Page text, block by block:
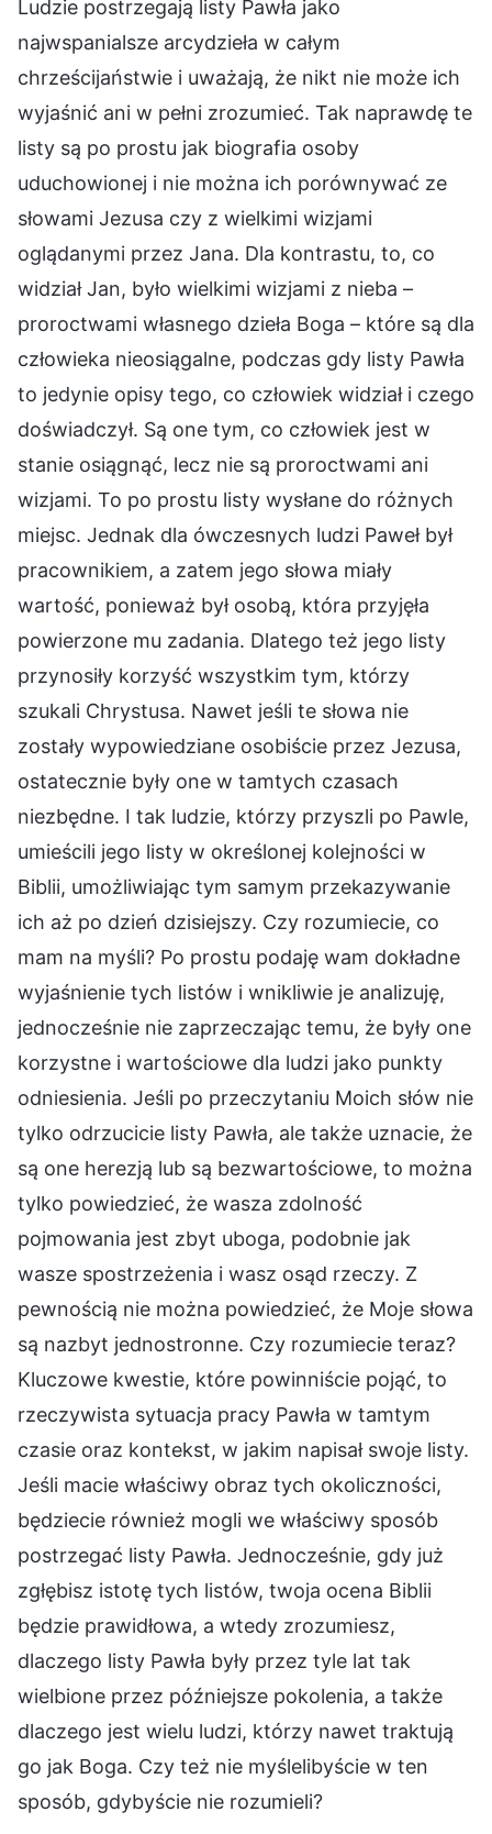
Ludzie postrzegają listy Pawła jako
najwspanialsze arcydzieła w całym
chrześcijaństwie i uważają, że nikt nie może ich
wyjaśnić ani w pełni zrozumieć. Tak naprawdę te
listy są po prostu jak biografia osoby
uduchowionej i nie można ich porównywać ze
słowami Jezusa czy z wielkimi wizjami
oglądanymi przez Jana. Dla kontrastu, to, co
widział Jan, było wielkimi wizjami z nieba –
proroctwami własnego dzieła Boga – które są dla
człowieka nieosiągalne, podczas gdy listy Pawła
to jedynie opisy tego, co człowiek widział i czego
doświadczył. Są one tym, co człowiek jest w
stanie osiągnąć, lecz nie są proroctwami ani
wizjami. To po prostu listy wysłane do różnych
miejsc. Jednak dla ówczesnych ludzi Paweł był
pracownikiem, a zatem jego słowa miały
wartość, ponieważ był osobą, która przyjęła
powierzone mu zadania. Dlatego też jego listy
przynosiły korzyść wszystkim tym, którzy
szukali Chrystusa. Nawet jeśli te słowa nie
zostały wypowiedziane osobiście przez Jezusa,
ostatecznie były one w tamtych czasach
niezbędne. I tak ludzie, którzy przyszli po Pawle,
umieścili jego listy w określonej kolejności w
Biblii, umożliwiając tym samym przekazywanie
ich aż po dzień dzisiejszy. Czy rozumiecie, co
mam na myśli? Po prostu podaję wam dokładne
wyjaśnienie tych listów i wnikliwie je analizuję,
jednocześnie nie zaprzeczając temu, że były one
korzystne i wartościowe dla ludzi jako punkty
odniesienia. Jeśli po przeczytaniu Moich słów nie
tylko odrzucicie listy Pawła, ale także uznacie, że
są one herezją lub są bezwartościowe, to można
tylko powiedzieć, że wasza zdolność
pojmowania jest zbyt uboga, podobnie jak
wasze spostrzeżenia i wasz osąd rzeczy. Z
pewnością nie można powiedzieć, że Moje słowa
są nazbyt jednostronne. Czy rozumiecie teraz?
Kluczowe kwestie, które powinniście pojąć, to
rzeczywista sytuacja pracy Pawła w tamtym
czasie oraz kontekst, w jakim napisał swoje listy.
Jeśli macie właściwy obraz tych okoliczności,
będziecie również mogli we właściwy sposób
postrzegać listy Pawła. Jednocześnie, gdy już
zgłębisz istotę tych listów, twoja ocena Biblii
będzie prawidłowa, a wtedy zrozumiesz,
dlaczego listy Pawła były przez tyle lat tak
wielbione przez późniejsze pokolenia, a także
dlaczego jest wielu ludzi, którzy nawet traktują
go jak Boga. Czy też nie myślelibyście w ten
sposób, gdybyście nie rozumieli?